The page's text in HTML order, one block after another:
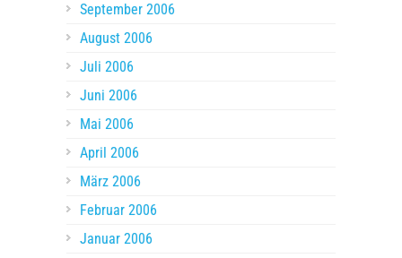
September 2006
August 2006
Juli 2006
Juni 2006
Mai 2006
April 2006
März 2006
Februar 2006
Januar 2006